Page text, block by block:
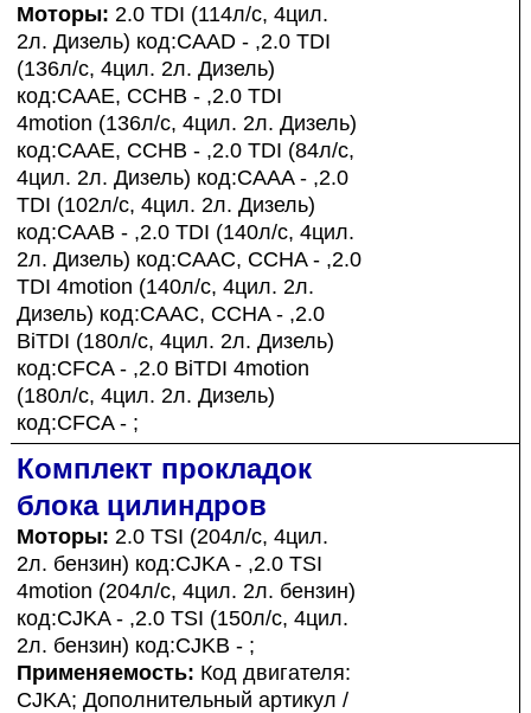
Моторы: 2.0 TDI (114л/с, 4цил.
2л. Дизель) код:CAAD - ,2.0 TDI
(136л/с, 4цил. 2л. Дизель)
код:CAAE, CCHB - ,2.0 TDI
4motion (136л/с, 4цил. 2л. Дизель)
код:CAAE, CCHB - ,2.0 TDI (84л/с,
4цил. 2л. Дизель) код:CAAA - ,2.0
TDI (102л/с, 4цил. 2л. Дизель)
код:CAAB - ,2.0 TDI (140л/с, 4цил.
2л. Дизель) код:CAAC, CCHA - ,2.0
TDI 4motion (140л/с, 4цил. 2л.
Дизель) код:CAAC, CCHA - ,2.0
BiTDI (180л/с, 4цил. 2л. Дизель)
код:CFCA - ,2.0 BiTDI 4motion
(180л/с, 4цил. 2л. Дизель)
код:CFCA - ;
Комплект прокладок
блока цилиндров
Моторы: 2.0 TSI (204л/с, 4цил.
2л. бензин) код:CJKA - ,2.0 TSI
4motion (204л/с, 4цил. 2л. бензин)
код:CJKA - ,2.0 TSI (150л/с, 4цил.
2л. бензин) код:CJKB - ;
Применяемость: Код двигателя:
CJKA; Дополнительный артикул /